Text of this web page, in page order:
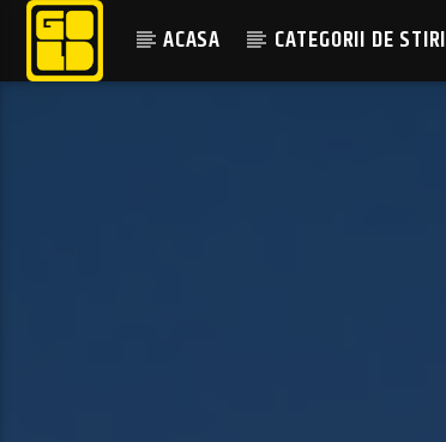
ACASA CATEGORII DE STIRI